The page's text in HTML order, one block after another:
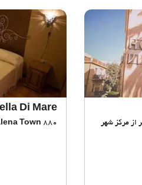
Di Mare
Town 880 متر از مرکز شهر